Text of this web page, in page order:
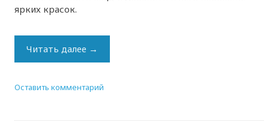
ярких красок.
Читать далее →
Оставить комментарий